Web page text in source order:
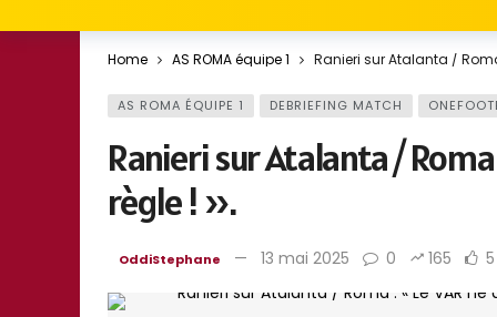
Home AS ROMA équipe 1 Ranieri sur Atalanta /
AS ROMA ÉQUIPE 1 DEBRIEFING MATCH
Ranieri sur Atalanta /
règle ! ».
OddiStephane 13 mai 2025 0 165 5